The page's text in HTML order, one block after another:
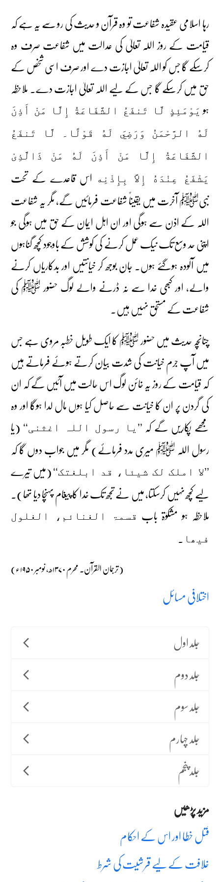
رہا اسلامی عقیدہ شفاعت تو وہ قرآن و حدیث کی رو سے یہ ہے کہ
قیامت کے روز اللہ تعالیٰ کی عدالت میں شفاعت صرف وہ
کرسکے گا جس کو اللہ تعالیٰ اجازت دے اور صرف اسی شخص کے
حق میں کرسکے گا جس کے لیے اللہ تعالیٰ اجازت دے۔ ملاحظہ
ہو يَوْمَئِذٍ لَّا تَنفَعُ الشَّفَاعَةُ إِلَّا مَنْ أَذِنَ
لَهُ الرَّحْمَنُ وَرَضِيَ لَهُ قَوْلًا۔ لَّا تَنفَعُ
الشَّفَاعَةُ إِلَّا مَنْ أَذِنَ لَهُ مَنْ ذَالَّذِیْ
يَشْفَعُ عِنْدَهُ إِلاَّ بِإِذْنِه اس قاعدے کے تحت
نبیﷺ آخرت میں یقیناً شفاعت فرمائیں گے، مگر یہ شفاعت
اللہ کے اذن سے ہوگی اور ان اہل ایمان کے حق میں ہوگی جو
اپنی حد وسع تک نیک عمل کرنے کی کوشش کے باوجود کچھ گناہوں
میں آلودہ ہوگئے ہوں۔ جان بوجھ کر خیانتیں اور بدکاریاں کرنے
والے، اور کبھی خدا سے نہ ڈرنے والے لوگ حضور ﷺ کی
شفاعت کے مستحق نہیں ہیں۔
چنانچہ حدیث میں حضور ﷺ کا ایک طویل خطبہ مروی ہے جس
میں آپ جرم خیانت کی شدت بیان کرتے ہوئے فرماتے ہیں
کہ قیامت کے روز یہ خائن لوگ اس حالت میں آئیں گے کہ ان
کی گردن پر ان کا خیانت سے حاصل کیا ہوں مال لدا ہوگا اور وہ
مجھے پکاریں گے کہ ’’یا رسول اللہ اغثنی‘‘ (یا
رسول اللہ ﷺ میری مدد فرمائے) مگر میں جواب دوں گا کہ
’’لا املک لک شیئا، قد ابلغتک‘‘ (میں تیرے
لیے کچھ نہیں کرسکتا، میں نے تجھ تک خدا کا پیغام پہنچا دیا تھا)۔
ملاحظہ ہو مشکوٰۃ باب قسمۃ الغنائم، الغلول
فیھا ۔
(ترجمان القرآن۔ محرم ۱۳۷۰ھ، نومبر ۱۹۵۰ء)
اختلافی مسائل
جلد اول
جلد دوم
جلد سوم
جلد چہارم
جلد پنجم
مزید پڑھیں
قتل خطا اور اس کے احکام
خلافت کے لیے قرشیت کی شرط